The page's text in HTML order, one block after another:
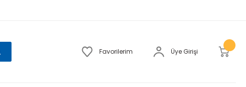
Favorilerim Üye Girişi